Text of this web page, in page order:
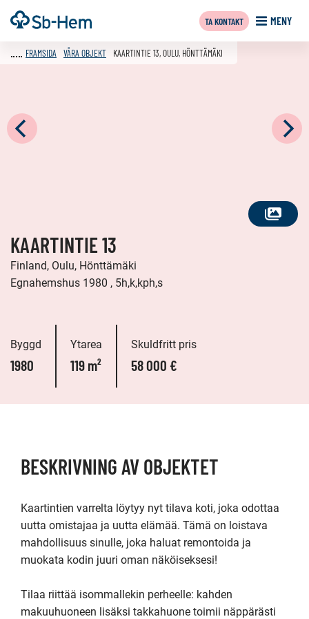
Till
innehållet
Framsida MENY
TA KONTAKT
SE
FRAMSIDA VÅRA OBJEKT KAARTINTIE 13, OULU, HÖNTTÄMÄKI
KAARTINTIE 13
Finland, Oulu, Hönttämäki
Egnahemshus 1980 , 5h,k,kph,s
Byggd
1980
Ytarea
119 m²
Skuldfritt pris
58 000 €
BESKRIVNING AV OBJEKTET
Kaartintien varrelta löytyy nyt tilava koti, joka odottaa
uutta omistajaa ja uutta elämää. Tämä on loistava
mahdollisuus sinulle, joka haluat remontoida ja
muokata kodin juuri oman näköiseksesi!
Tilaa riittää isommallekin perheelle: kahden
makuuhuoneen lisäksi takkahuone toimii näppärästi